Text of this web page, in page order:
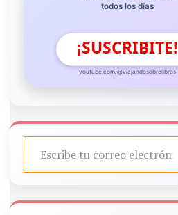
todos los días
¡SUSCRIBITE!
youtube.com/@viajandosobrelibros
ESCRIBE TU CORREO ELECTRÓNICO…